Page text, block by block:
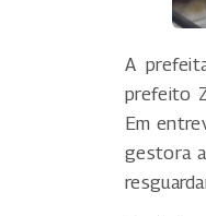
A
prefeito
Em
gestora